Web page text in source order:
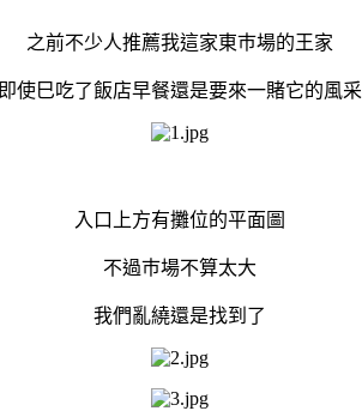
之前不少人推薦我這家東巿場的王家
即使巳吃了飯店早餐還是要來一賭它的風采
入口上方有攤位的平面圖
不過巿場不算太大
我們亂繞還是找到了